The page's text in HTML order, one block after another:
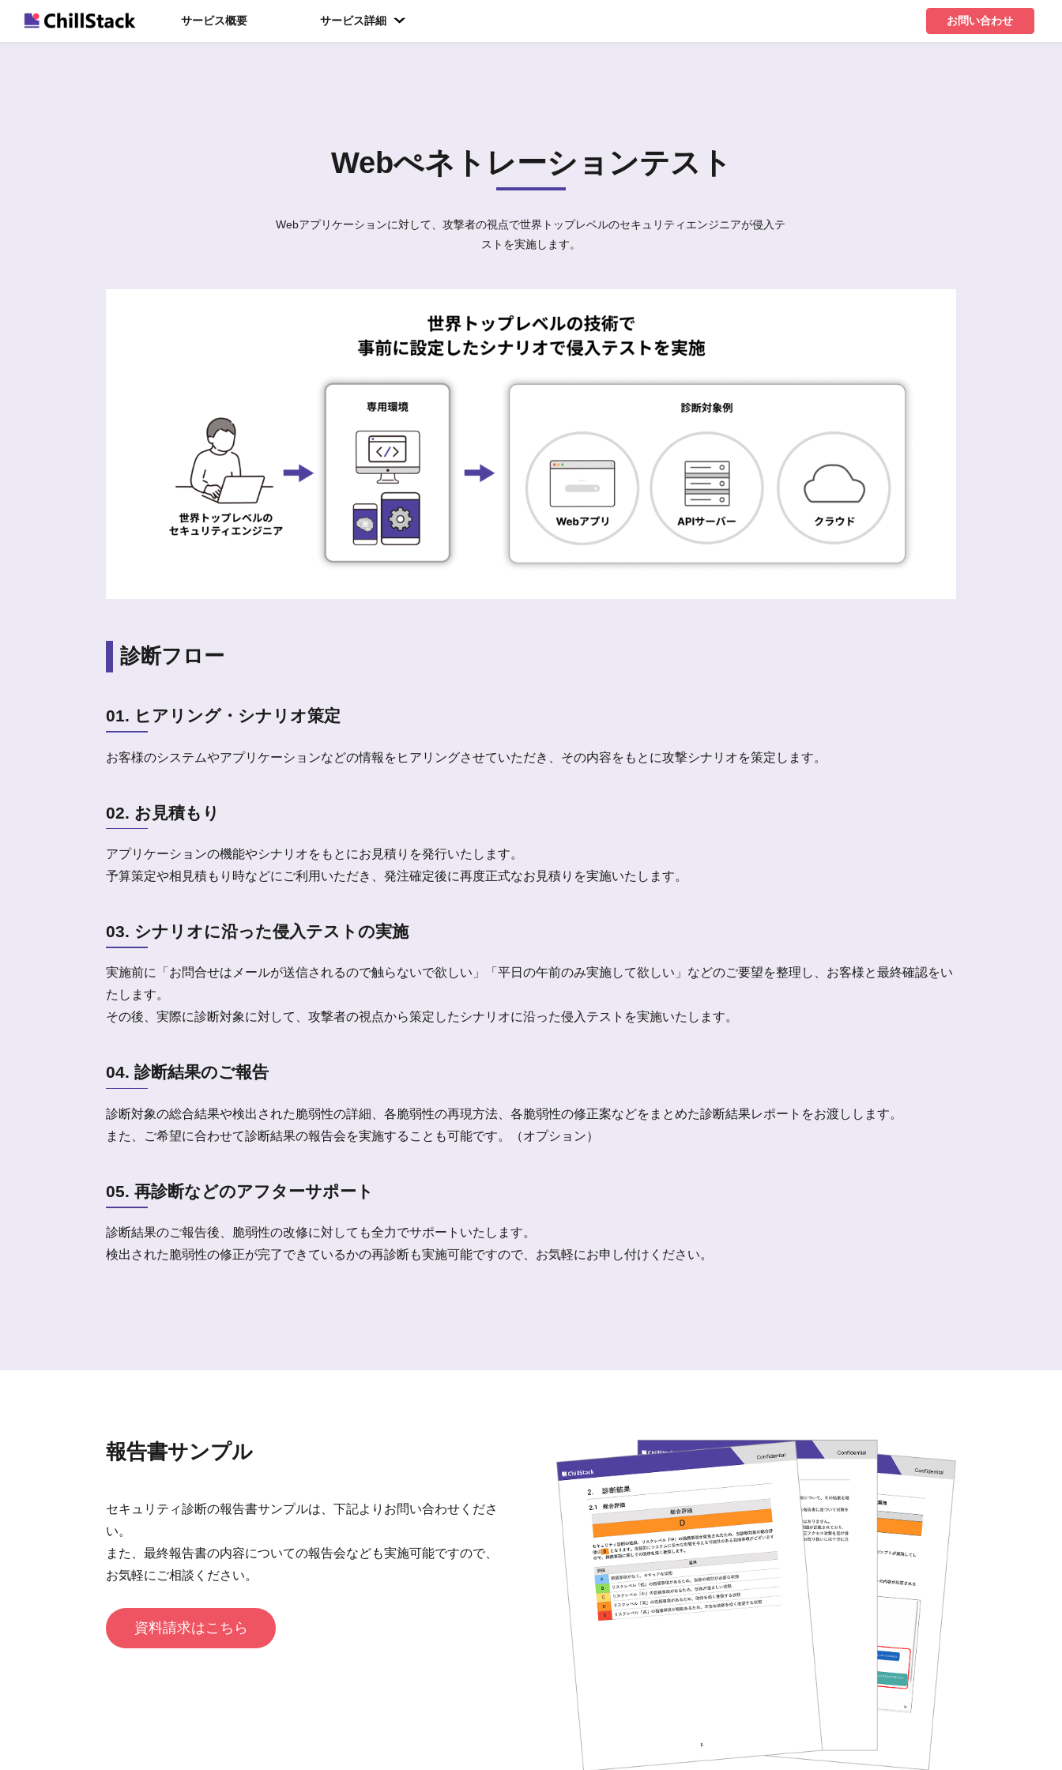
サービス概要 サービス詳細 お問い合わせ
Webぺネトレーションテスト
Webアプリケーションに対して、攻撃者の視点で世界トップレベルのセキュリティエンジニアが侵入テ
ストを実施します。
診断フロー
01. ヒアリング・シナリオ策定
お客様のシステムやアプリケーションなどの情報をヒアリングさせていただき、その内容をもとに攻撃シナリオを策定します。
02. お見積もり
アプリケーションの機能やシナリオをもとにお見積りを発行いたします。
予算策定や相見積もり時などにご利用いただき、発注確定後に再度正式なお見積りを実施いたします。
03. シナリオに沿った侵入テストの実施
実施前に「お問合せはメールが送信されるので触らないで欲しい」「平日の午前のみ実施して欲しい」などのご要望を整理し、お客様と最終確認をい
たします。
その後、実際に診断対象に対して、攻撃者の視点から策定したシナリオに沿った侵入テストを実施いたします。
04. 診断結果のご報告
診断対象の総合結果や検出された脆弱性の詳細、各脆弱性の再現方法、各脆弱性の修正案などをまとめた診断結果レポートをお渡しします。
また、ご希望に合わせて診断結果の報告会を実施することも可能です。（オプション）
05. 再診断などのアフターサポート
診断結果のご報告後、脆弱性の改修に対しても全力でサポートいたします。
検出された脆弱性の修正が完了できているかの再診断も実施可能ですので、お気軽にお申し付けください。
報告書サンプル
セキュリティ診断の報告書サンプルは、下記よりお問い合わせくださ
い。
また、最終報告書の内容についての報告会なども実施可能ですので、
お気軽にご相談ください。
資料請求はこちら